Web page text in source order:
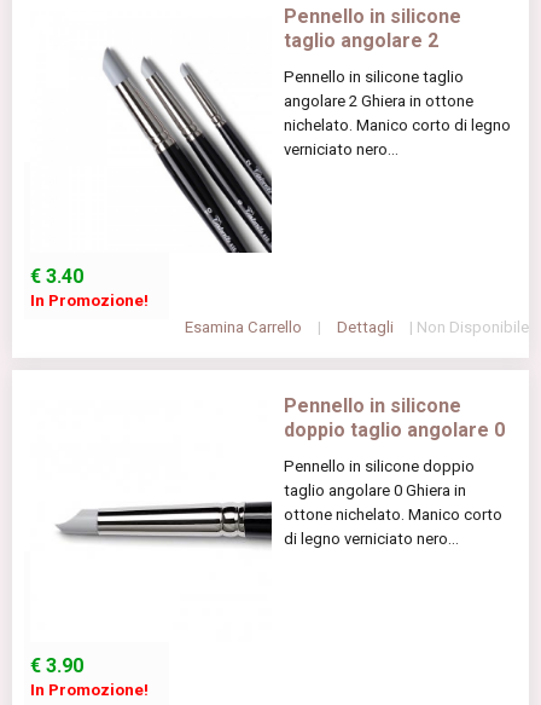
Pennello in silicone
taglio angolare 2
Pennello in silicone taglio
angolare 2 Ghiera in ottone
nichelato. Manico corto di legno
verniciato nero...
€ 3.40
In Promozione!
Esamina Carrello
| Dettagli | Non Disponibile
Pennello in silicone
doppio taglio angolare 0
Pennello in silicone doppio
taglio angolare 0 Ghiera in
ottone nichelato. Manico corto
di legno verniciato nero...
€ 3.90
In Promozione!